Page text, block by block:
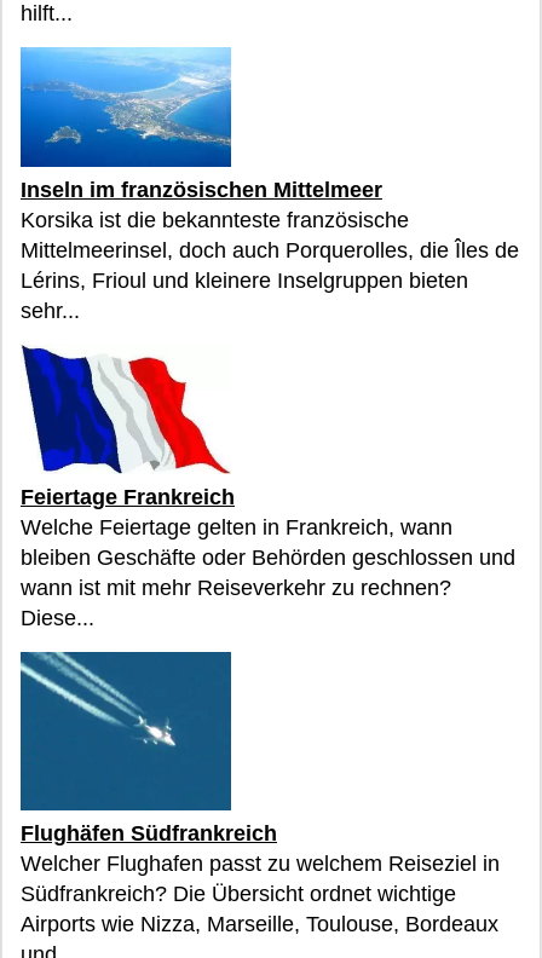
hilft...
Inseln im französischen Mittelmeer
Korsika ist die bekannteste französische
Mittelmeerinsel, doch auch Porquerolles, die Îles de
Lérins, Frioul und kleinere Inselgruppen bieten
sehr...
Feiertage Frankreich
Welche Feiertage gelten in Frankreich, wann
bleiben Geschäfte oder Behörden geschlossen und
wann ist mit mehr Reiseverkehr zu rechnen?
Diese...
Flughäfen Südfrankreich
Welcher Flughafen passt zu welchem Reiseziel in
Südfrankreich? Die Übersicht ordnet wichtige
Airports wie Nizza, Marseille, Toulouse, Bordeaux